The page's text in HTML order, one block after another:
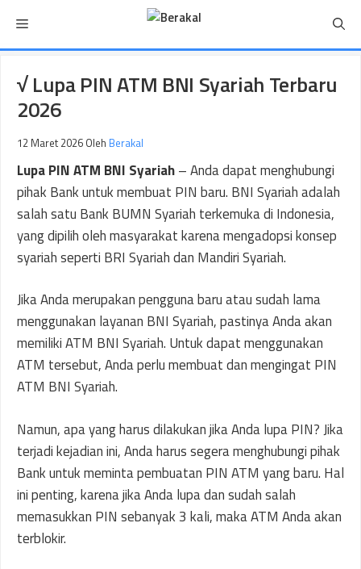
isi
Menu
√ Lupa PIN ATM BNI Syariah Terbaru
2026
12 Maret 2026 Oleh Berakal
Lupa PIN ATM BNI Syariah– Anda dapat menghubungi
pihak Bank untuk membuat PIN baru. BNI Syariah adalah
salah satu Bank BUMN Syariah terkemuka di Indonesia,
yang dipilih oleh masyarakat karena mengadopsi konsep
syariah seperti BRI Syariah dan Mandiri Syariah.
Jika Anda merupakan pengguna baru atau sudah lama
menggunakan layanan BNI Syariah, pastinya Anda akan
memiliki ATM BNI Syariah. Untuk dapat menggunakan
ATM tersebut, Anda perlu membuat dan mengingat PIN
ATM BNI Syariah.
Namun, apa yang harus dilakukan jika Anda lupa PIN? Jika
terjadi kejadian ini, Anda harus segera menghubungi pihak
Bank untuk meminta pembuatan PIN ATM yang baru. Hal
ini penting, karena jika Anda lupa dan sudah salah
memasukkan PIN sebanyak 3 kali, maka ATM Anda akan
terblokir.